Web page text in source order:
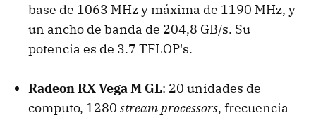
base de 1063 MHz y máxima de 1190 MHz, y
un ancho de banda de 204,8 GB/s. Su
potencia es de 3.7 TFLOP's.
Radeon RX Vega M GL: 20 unidades de
computo, 1280 stream processors, frecuencia